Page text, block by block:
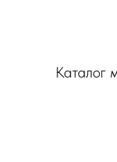
Каталог